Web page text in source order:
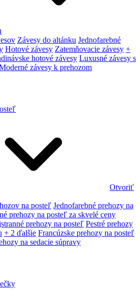
Závesy do altánku Jednofarebné
Hotové závesy Zatemňovacie závesy +
hotové závesy Luxusné závesy s
závesy k prehozom
Otvoriť
na posteľ Jednofarebné prehozy na
prehozy na posteľ za skvelé ceny
prehozy na posteľ Pestré prehozy
+ 2 ďalšie Francúzske prehozy na posteľ
na sedacie súpravy